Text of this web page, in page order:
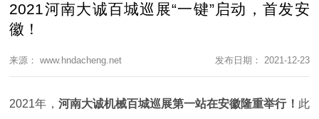
2021河南大诚百城巡展“一键”启动，首发安
徽！
来源： www.hndacheng.net 发布日期： 2021-12-23
2021年， 河南大诚机械百城巡展第一站在安徽隆重举行！ 此